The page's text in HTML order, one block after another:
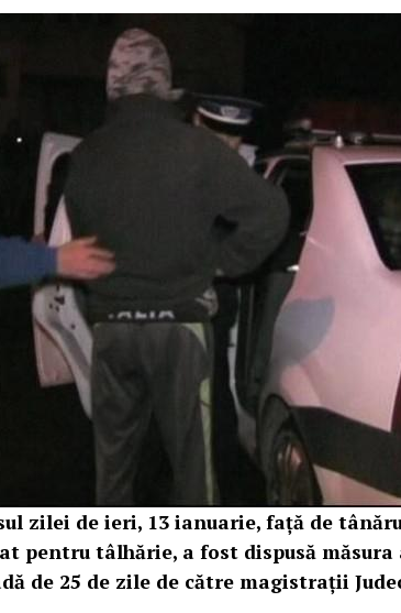
zilei de ieri, 13 ianuarie, față de
pentru tâlhărie, a fost dispusă
de 25 de zile de către magistrații